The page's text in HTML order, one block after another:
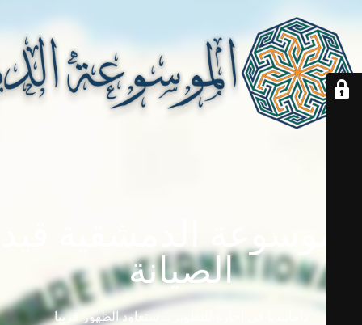
الصيانة
دامابيديا في إجازة للتطوير ... ستعاود الظهور قريباً